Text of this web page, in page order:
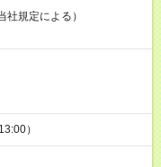
規定による）
）